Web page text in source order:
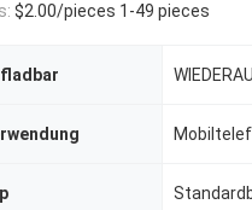
$2.00/pieces 1-49 pieces